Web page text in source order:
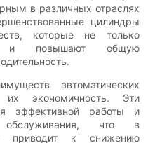
в различных отраслях
цилиндры
которые не только
и повышают общую
автоматических
их экономичность. Эти
эффективной работы и
обслуживания, что в
приводит к снижению